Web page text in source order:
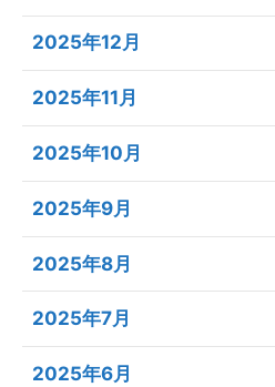
2025年12月
2025年11月
2025年10月
2025年9月
2025年8月
2025年7月
2025年6月